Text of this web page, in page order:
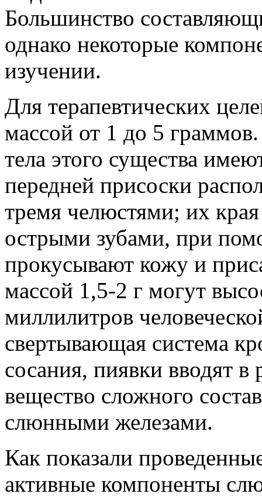
Большинство
однако некоторые
изучении.
Для терапевтических
массой от 1 до 5
тела этого существа
передней присоски
тремя челюстями; их
острыми зубами, при
прокусывают кожу и
массой 1,5-2 г могут
миллилитров
свертывающая система
сосания, пиявки вводят
вещество сложного
слюнными железами.
Как показали
активные компоненты